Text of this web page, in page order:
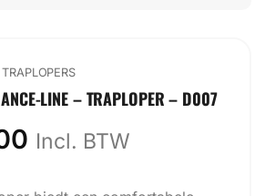
TRAPLOPERS
LINE – TRAPLOPER – D007
Incl. BTW